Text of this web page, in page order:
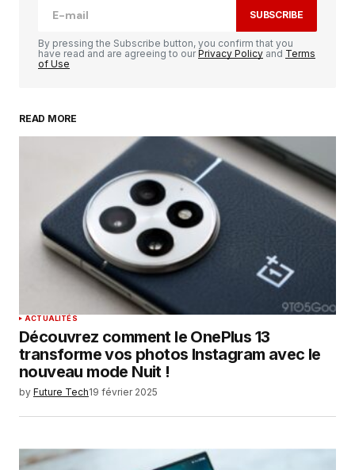
Your Name
Your E-mail *
Enregistrer mon nom, mon e-mail et mon
site dans le navigateur pour mon prochain
commentaire.
SUBMIT COMMENT
SUBSCRIBE
By pressing the Subscribe button, you confirm that you
have read and are agreeing to ourPrivacy Policy and Terms
of Use
READ MORE
ACTUALITÉS
Découvrez comment le OnePlus 13
transforme vos photos Instagram avec le
nouveau mode Nuit !
by Future Tech19 février 2025